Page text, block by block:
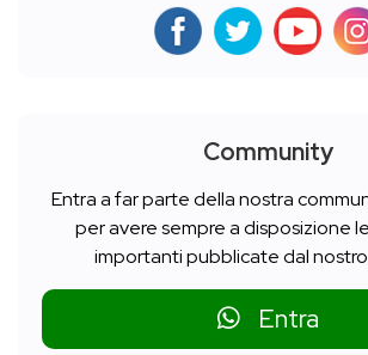
Community
Entra a far parte della nostra
per avere sempre a disposizione
importanti pubblicate dal
Entra